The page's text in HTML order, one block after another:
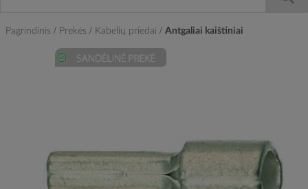
Pagrindinis Prekės Kabelių priedai Antgaliai kaištiniai